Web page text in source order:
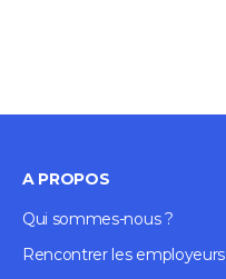
A PROPOS
Qui sommes-nous ?
Rencontrer les employeurs